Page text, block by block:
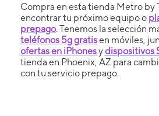
Compra en esta tienda Metro by
encontrar tu próximo equipo o
prepago. Tenemos la selección
teléfonos 5g gratisen móviles,
ofertas en iPhonesydispositivos
tienda en Phoenix, AZ para
con tu servicio prepago.